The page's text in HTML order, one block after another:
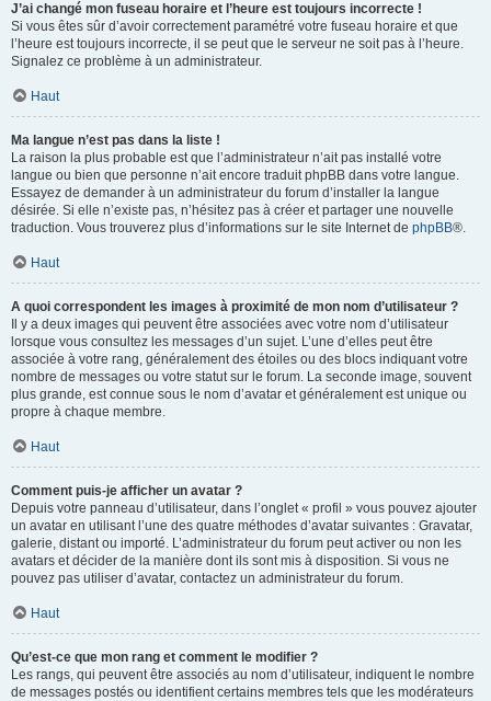
J’ai changé mon fuseau horaire et l’heure est toujours incorrecte !
Si vous êtes sûr d’avoir correctement paramétré votre fuseau horaire et que
l’heure est toujours incorrecte, il se peut que le serveur ne soit pas à l’heure.
Signalez ce problème à un administrateur.
Haut
Ma langue n’est pas dans la liste !
La raison la plus probable est que l’administrateur n’ait pas installé votre
langue ou bien que personne n’ait encore traduit phpBB dans votre langue.
Essayez de demander à un administrateur du forum d’installer la langue
désirée. Si elle n’existe pas, n’hésitez pas à créer et partager une nouvelle
traduction. Vous trouverez plus d’informations sur le site Internet de phpBB®.
Haut
A quoi correspondent les images à proximité de mon nom d’utilisateur ?
Il y a deux images qui peuvent être associées avec votre nom d’utilisateur
lorsque vous consultez les messages d’un sujet. L’une d’elles peut être
associée à votre rang, généralement des étoiles ou des blocs indiquant votre
nombre de messages ou votre statut sur le forum. La seconde image, souvent
plus grande, est connue sous le nom d’avatar et généralement est unique ou
propre à chaque membre.
Haut
Comment puis-je afficher un avatar ?
Depuis votre panneau d’utilisateur, dans l’onglet « profil » vous pouvez ajouter
un avatar en utilisant l’une des quatre méthodes d’avatar suivantes : Gravatar,
galerie, distant ou importé. L’administrateur du forum peut activer ou non les
avatars et décider de la manière dont ils sont mis à disposition. Si vous ne
pouvez pas utiliser d’avatar, contactez un administrateur du forum.
Haut
Qu’est-ce que mon rang et comment le modifier ?
Les rangs, qui peuvent être associés au nom d’utilisateur, indiquent le nombre
de messages postés ou identifient certains membres tels que les modérateurs